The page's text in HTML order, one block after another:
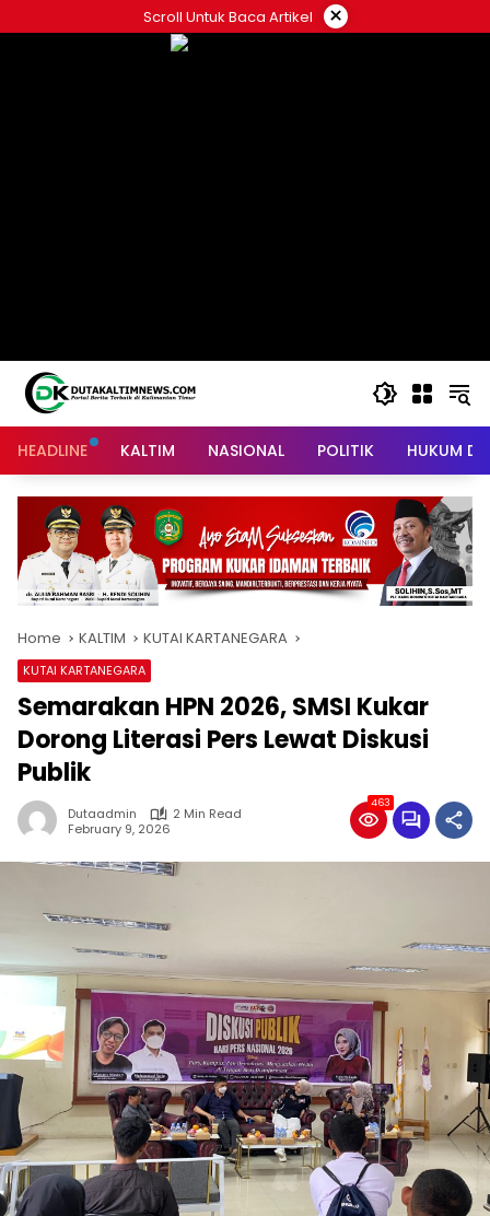
to
Scroll Untuk Baca Artikel ×
HEADLINE KALTIM NASIONAL POLITIK HUKUM
Home KALTIM KUTAI KARTANEGARA
KUTAI KARTANEGARA
Semarakan HPN 2026, SMSI Kukar
Dorong Literasi Pers Lewat Diskusi
Publik
Dutaadmin
2 Min Read
February 9, 2026
463